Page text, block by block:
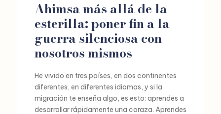
Ahimsa más allá de la
esterilla: poner fin a la
guerra silenciosa con
nosotros mismos
He vivido en tres países, en dos continentes
diferentes, en diferentes idiomas, y si la
migración te enseña algo, es esto: aprendes a
desarrollar rápidamente una coraza. Aprendes